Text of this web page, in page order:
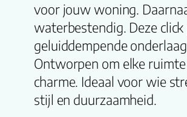
voor jouw woning.
waterbestendig. Deze
geluiddempende
Ontworpen om elke
charme. Ideaal voor wie
stijl en duurzaamheid.